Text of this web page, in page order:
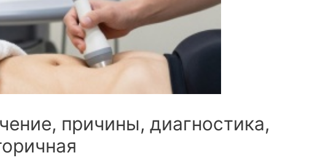
причины, диагностика,